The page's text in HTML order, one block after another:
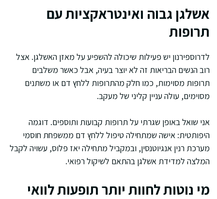
אשלגן גבוה ואינטראקציות עם
תרופות
לדרוספירנון יש פעילות שיכולה להשפיע על מאזן האשלגן. אצל
רוב הנשים הבריאות זה לא יוצר בעיה, אבל כאשר משלבים
תרופות מסוימות, כמו חלק מהתרופות ללחץ דם או משתנים
מסוימים, עולה עניין קליני של מעקב.
אני שואל באופן שגרתי על תרופות קבועות ותוספים. דוגמה
היפותטית: אישה שמתחילה טיפול ללחץ דם ממשפחת חוסמי
מערכת רנין אנגיוטנסין, ובמקביל מתחילה יאז פלוס, עשויה לקבל
המלצה למדידת אשלגן בהתאם לשיקול רפואי.
מי נוטות לחוות יותר תופעות לוואי